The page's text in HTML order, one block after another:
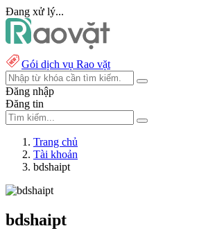
Đang xử lý...
Gói dịch vụ Rao vặt
Đăng nhập
Đăng tin
Trang chủ
Tài khoản
bdshaipt
bdshaipt